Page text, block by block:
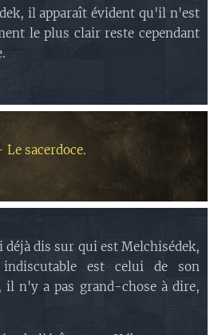
il apparaît évident qu'il n'est
le plus clair reste cependant
Le sacerdoce.
dis sur qui est Melchisédek,
est celui de son
il n'y a pas grand-chose à dire,